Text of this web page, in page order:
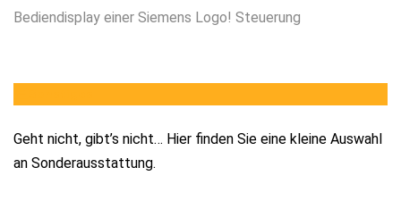
Bediendisplay einer Siemens Logo! Steuerung
Geht nicht, gibt’s nicht… Hier finden Sie eine kleine Auswahl
an Sonderausstattung.